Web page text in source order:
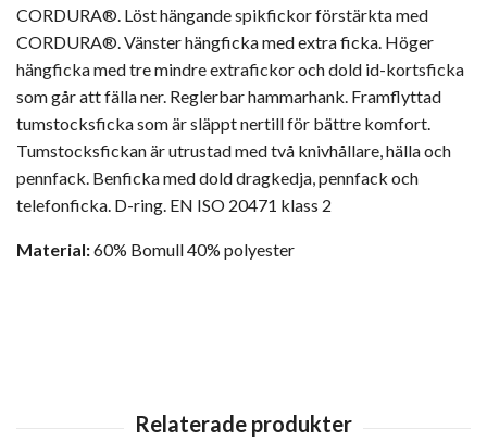
CORDURA®. Löst hängande spikfickor förstärkta med
CORDURA®. Vänster hängficka med extra ficka. Höger
hängficka med tre mindre extrafickor och dold id-kortsficka
som går att fälla ner. Reglerbar hammarhank. Framflyttad
tumstocksficka som är släppt nertill för bättre komfort.
Tumstocksfickan är utrustad med två knivhållare, hälla och
pennfack. Benficka med dold dragkedja, pennfack och
telefonficka. D-ring. EN ISO 20471 klass 2
Material:60% Bomull 40% polyester